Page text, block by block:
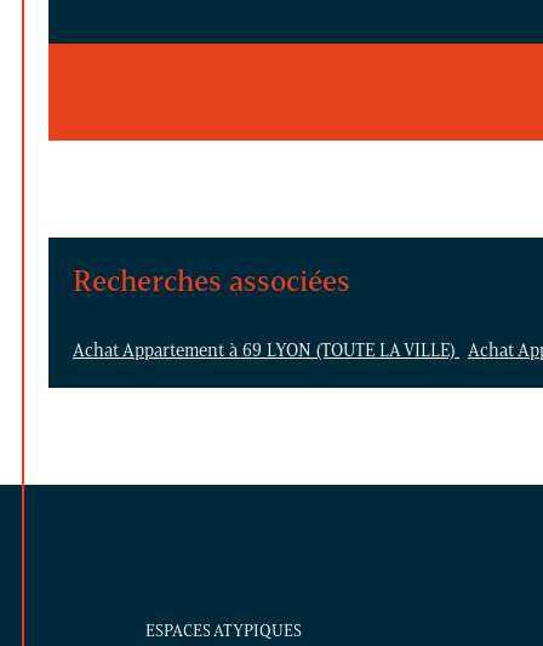
Recherches associées
Achat Appartement à 69 LYON (TOUTE LA VILLE) Achat
ESPACES ATYPIQUES